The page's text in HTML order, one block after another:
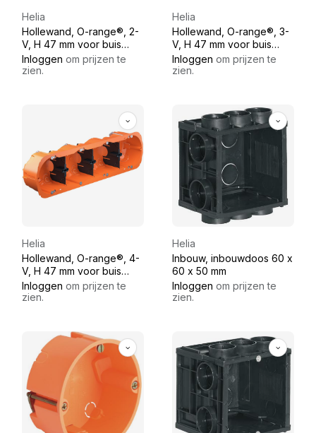
Helia
Hollewand, O-range®, 2-
V, H 47 mm voor buis
M16-M25, met
tussenschot
Inloggen om prijzen te
zien.
Helia
Hollewand, O-range®, 3-
V, H 47 mm voor buis
M16-M25, met
tussenschot
Inloggen om prijzen te
zien.
Helia
Hollewand, O-range®, 4-
V, H 47 mm voor buis
M16-M25, met
tussenschot
Inloggen om prijzen te
zien.
Helia
Inbouw, inbouwdoos 60 x
60 x 50 mm
Inloggen om prijzen te
zien.